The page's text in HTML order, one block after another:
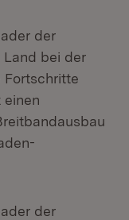
der
Land bei der
der